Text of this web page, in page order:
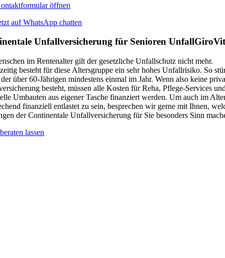
öffnen
auf WhatsApp chatten
Unfallversicherung für Senioren
im Rentenalter gilt der gesetzliche Unfallschutz nicht mehr.
besteht für diese Altersgruppe ein sehr hohes Unfallrisiko. So
über 60-Jährigen mindestens einmal im Jahr. Wenn also keine
besteht, müssen alle Kosten für Reha, Pflege-Services
Umbauten aus eigener Tasche finanziert werden. Um auch im
finanziell entlastet zu sein, besprechen wir gerne mit Ihnen,
der Continentale Unfallversicherung für Sie besonders Sinn
lassen